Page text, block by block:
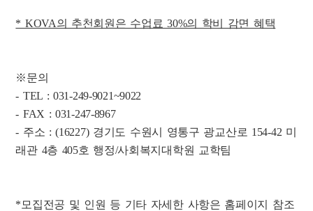
* KOVA의 추천회원은 수업료 30%의 학비 감면 혜택
※문의
- TEL : 031-249-9021~9022
- FAX : 031-247-8967
- 주소 : (16227) 경기도 수원시 영통구 광교산로 154-42 미
래관 4층 405호 행정/사회복지대학원 교학팀
*모집전공 및 인원 등 기타 자세한 사항은 홈페이지 참조